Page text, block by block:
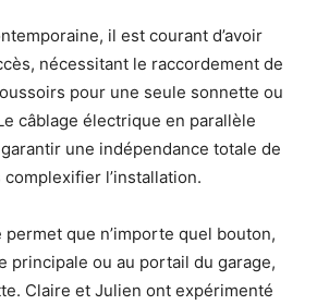
il est courant d’avoir
nécessitant le raccordement de
pour une seule sonnette ou
câblage électrique en parallèle
une indépendance totale de
l’installation.
permet que n’importe quel bouton,
principale ou au portail du garage,
Claire et Julien ont expérimenté